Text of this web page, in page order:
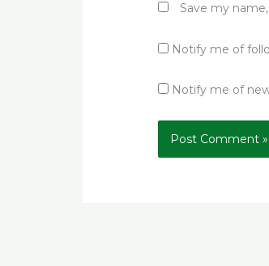
Save my
Notify me of
Notify me of